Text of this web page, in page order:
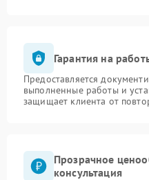
Гарантия на
Предоставляется
выполненные работы и
защищает клиента от
Прозрачное
консультация